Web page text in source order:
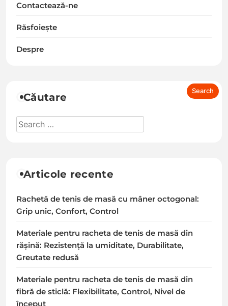
Contactează-ne
Răsfoiește
Despre
Căutare
Articole recente
Rachetă de tenis de masă cu mâner octogonal:
Grip unic, Confort, Control
Materiale pentru racheta de tenis de masă din
rășină: Rezistență la umiditate, Durabilitate,
Greutate redusă
Materiale pentru racheta de tenis de masă din
fibră de sticlă: Flexibilitate, Control, Nivel de
început